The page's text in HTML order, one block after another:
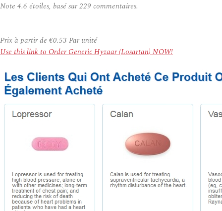
Note 4.6 étoiles, basé sur229 commentaires.
Prix à partir de €0.53 Par unité
Use this link to Order Generic Hyzaar (Losartan) NOW!